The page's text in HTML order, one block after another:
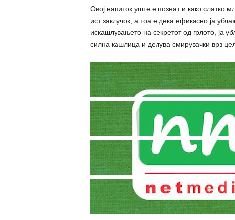
Овој напиток уште е познат и како слатко
ист заклучок, а тоа е дека ефикасно ја
искашлувањето на секретот од грлото, ја
силна кашлица и делува смирувачки врз